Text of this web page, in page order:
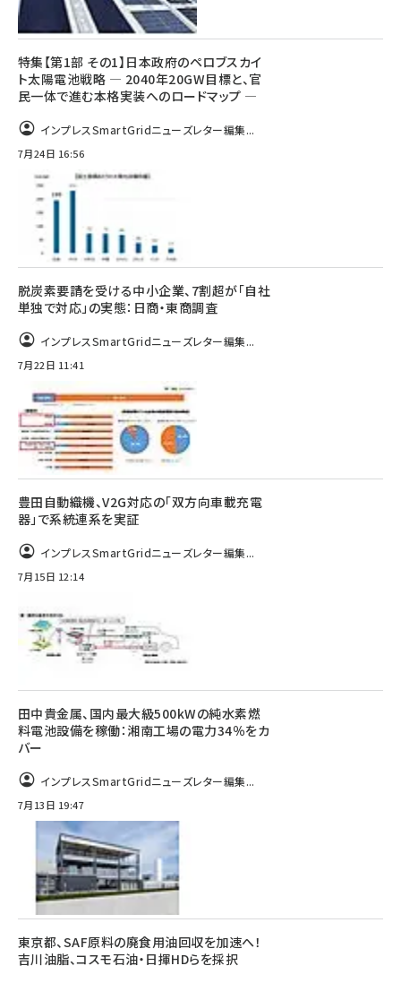
特集【第1部 その1】日本政府のペロブスカイ
ト太陽電池戦略 ― 2040年20GW目標と、官
民一体で進む本格実装へのロードマップ ―
インプレスSmartGridニューズレター編集...
7月24日 16:56
脱炭素要請を受ける中小企業、7割超が「自社
単独で対応」の実態：日商・東商調査
インプレスSmartGridニューズレター編集...
7月22日 11:41
豊田自動織機、V2G対応の「双方向車載充電
器」で系統連系を実証
インプレスSmartGridニューズレター編集...
7月15日 12:14
田中貴金属、国内最大級500kWの純水素燃
料電池設備を稼働：湘南工場の電力34％をカ
バー
インプレスSmartGridニューズレター編集...
7月13日 19:47
東京都、SAF原料の廃食用油回収を加速へ！
吉川油脂、コスモ石油・日揮HDらを採択